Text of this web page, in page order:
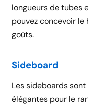
longueurs de tubes
pouvez concevoir
goûts.
Sideboard
Les sideboards
élégantes pour le